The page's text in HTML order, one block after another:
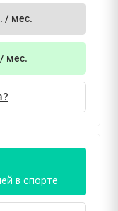
/ мес.
мес.
в спорте